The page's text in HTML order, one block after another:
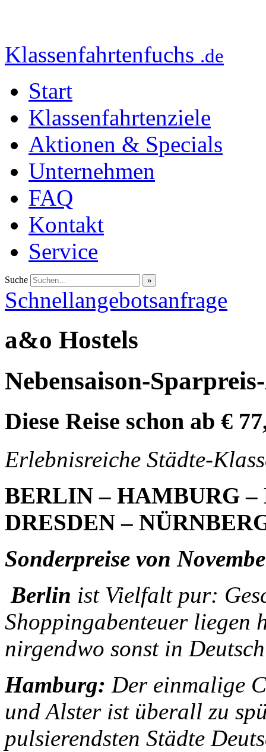
Klassenfahrtenfuchs .de
Start
Klassenfahrtenziele
Aktionen & Specials
Unternehmen
FAQ
Kontakt
Service
Suche
Schnellangebotsanfrage
a&o Hostels
Nebensaison-
Diese Reise schon ab €
Erlebnisreiche Städte-
BERLIN – HAMBURG
DRESDEN –
Sonderpreise von
Berlin ist Vielfalt pur:
Shoppingabenteuer liegen
nirgendwo sonst in
Hamburg: Der einmalige
und Alster ist überall zu
pulsierendsten Städte